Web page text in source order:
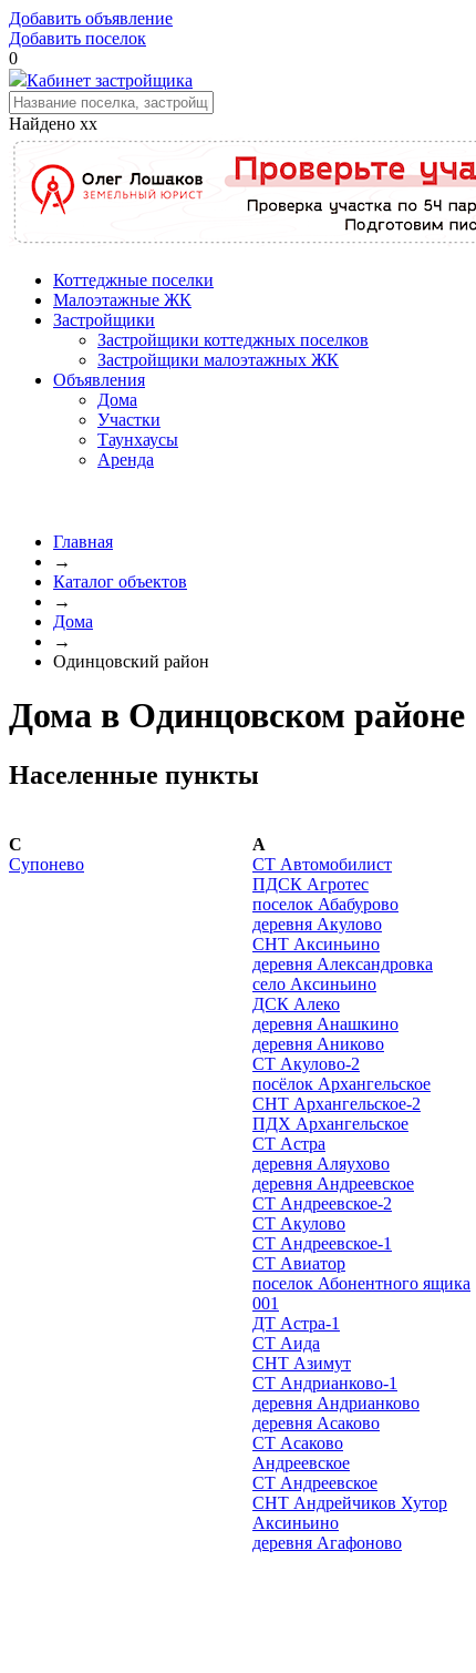
Добавить объявление
Добавить поселок
0
Кабинет застройщика
Найдено xx
Коттеджные поселки
Малоэтажные ЖК
Застройщики
Застройщики коттеджных поселков
Застройщики малоэтажных ЖК
Объявления
Дома
Участки
Таунхаусы
Аренда
Главная
→
Каталог объектов
→
Дома
→
Одинцовский район
Дома в Одинцовском районе
Населенные пункты
C
Cупонево
А
СТ Автомобилист
ПДСК Агротес
поселок Абабурово
деревня Акулово
СНТ Аксиньино
деревня Александровка
село Аксиньино
ДСК Алеко
деревня Анашкино
деревня Аниково
СТ Акулово-2
посёлок Архангельское
СНТ Архангельское-2
ПДХ Архангельское
СТ Астра
деревня Аляухово
деревня Андреевское
СТ Андреевское-2
СТ Акулово
СТ Андреевское-1
СТ Авиатор
поселок Абонентного ящика
001
ДТ Астра-1
СТ Аида
СНТ Азимут
СТ Андрианково-1
деревня Андрианково
деревня Асаково
СТ Асаково
Андреевское
СТ Андреевское
СНТ Андрейчиков Хутор
Аксиньино
деревня Агафоново